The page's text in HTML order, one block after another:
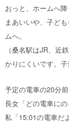
おっと、ホームへ
まあいいや、子ど
ムへ。
（桑名駅はJR、近
かりにくいです。
予定の電車の20分前
長女「どの電車にの
私「15:01の電車だ